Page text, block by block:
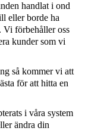
handlat i ond
eller borde ha
Vi förbehåller oss
kunder som vi
så kommer vi att
för att hitta en
i våra system
ändra din